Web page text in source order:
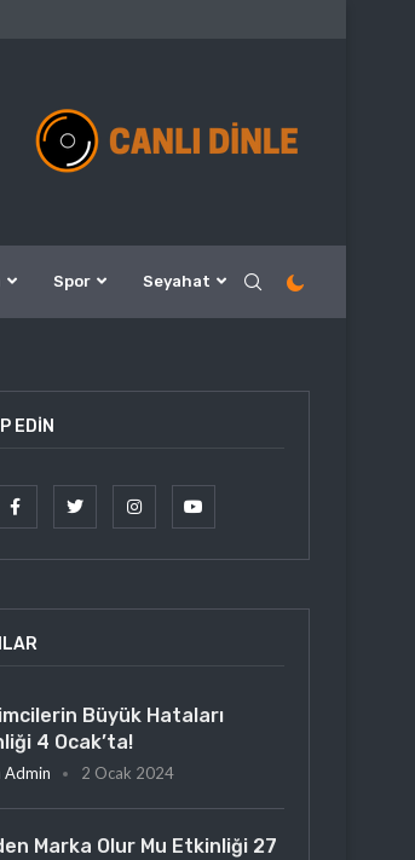
Spor Seyahat
EDIN
Büyük Hataları
4 Ocak’ta!
Admin 2 Ocak 2024
Marka Olur Mu Etkinliği 27